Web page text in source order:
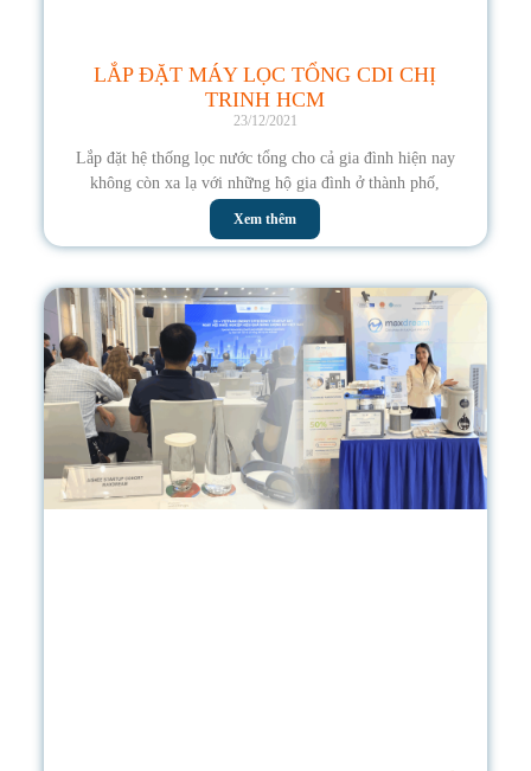
LẮP ĐẶT MÁY LỌC TỔNG CDI CHỊ
TRINH HCM
23/12/2021
Lắp đặt hệ thống lọc nước tổng cho cả gia đình hiện nay
không còn xa lạ với những hộ gia đình ở thành phố,
Xem thêm